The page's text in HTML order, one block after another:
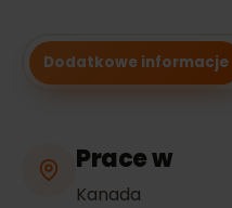
Dodatkowe informacje
Prace w
Kanada